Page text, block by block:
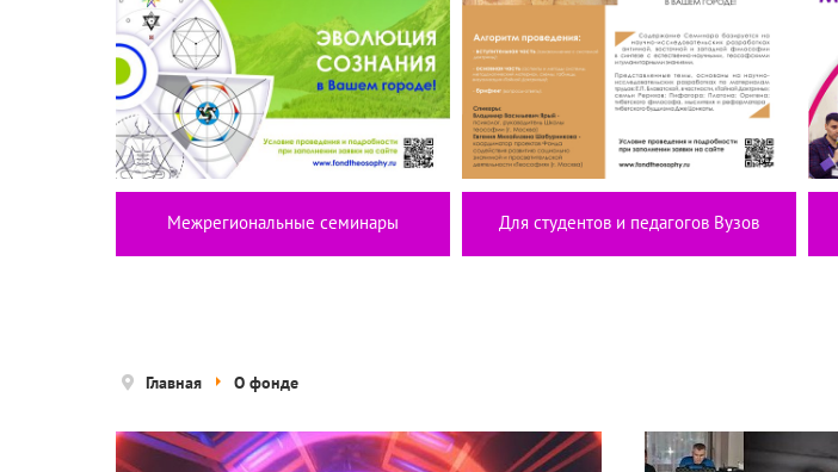
Межрегиональные семинары Для студентов и педагогов Вузов
Главная О фонде